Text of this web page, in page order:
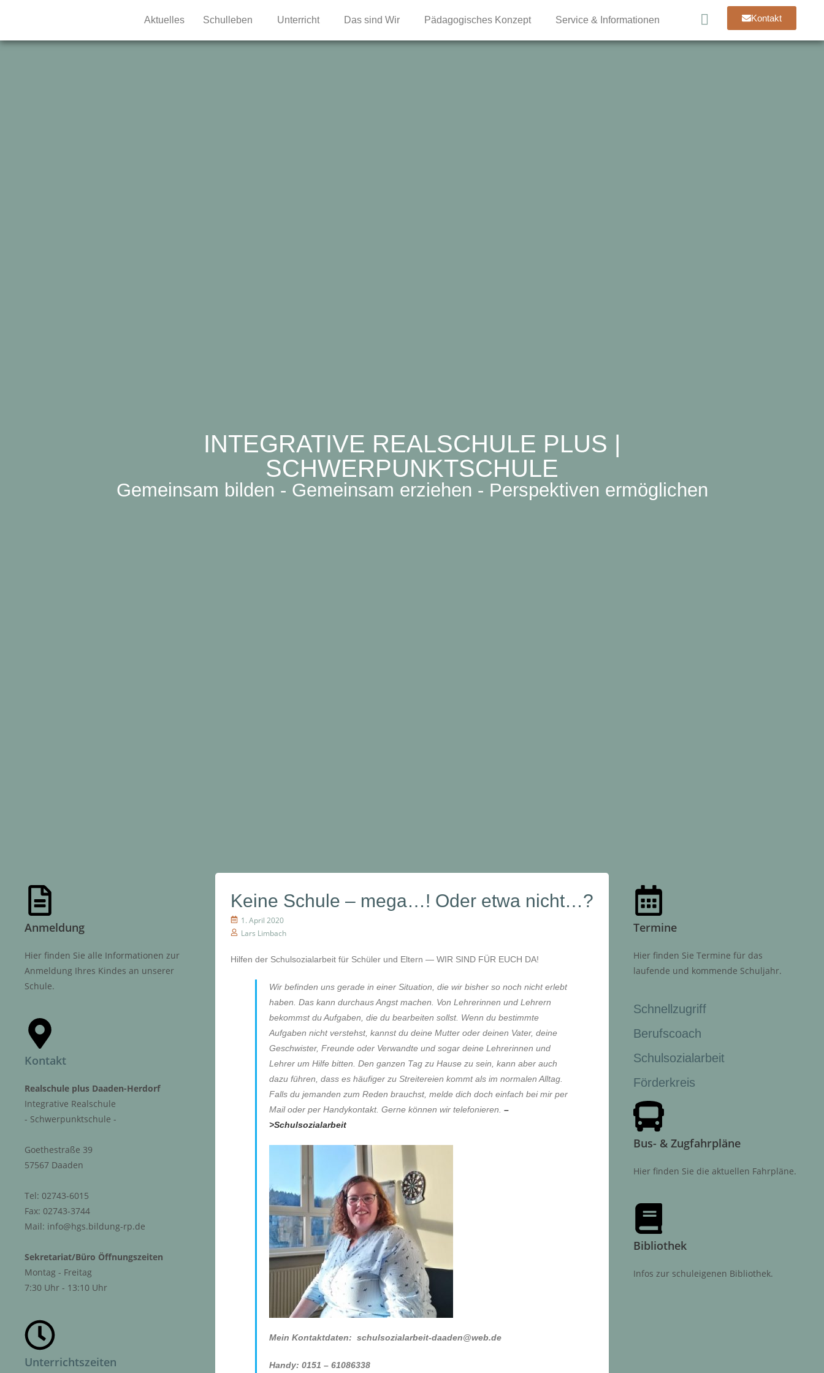
Aktuelles Schulleben Unterricht Das sind Wir Pädagogisches Konzept Service & Informationen Kontakt
INTEGRATIVE REALSCHULE PLUS |
SCHWERPUNKTSCHULE
Gemeinsam bilden - Gemeinsam erziehen - Perspektiven ermöglichen
Anmeldung
Hier finden Sie alle Informationen zur
Anmeldung Ihres Kindes an unserer
Schule.
Kontakt
Realschule plus Daaden-Herdorf
Integrative Realschule
- Schwerpunktschule -
Goethestraße 39
57567 Daaden
Tel: 02743-6015
Fax: 02743-3744
Mail: info@hgs.bildung-rp.de
Sekretariat/Büro Öffnungszeiten
Montag - Freitag
7:30 Uhr - 13:10 Uhr
Unterrichtszeiten
Keine Schule – mega…! Oder etwa nicht…?
1. April 2020
Lars Limbach
Hilfen der Schulsozialarbeit für Schüler und Eltern — WIR SIND FÜR EUCH DA!
Wir befinden uns gerade in einer Situation, die wir bisher so noch nicht erlebt
haben. Das kann durchaus Angst machen. Von Lehrerinnen und Lehrern
bekommst du Aufgaben, die du bearbeiten sollst. Wenn du bestimmte
Aufgaben nicht verstehst, kannst du deine Mutter oder deinen Vater, deine
Geschwister, Freunde oder Verwandte und sogar deine Lehrerinnen und
Lehrer um Hilfe bitten. Den ganzen Tag zu Hause zu sein, kann aber auch
dazu führen, dass es häufiger zu Streitereien kommt als im normalen Alltag.
Falls du jemanden zum Reden brauchst, melde dich doch einfach bei mir per
Mail oder per Handykontakt. Gerne können wir telefonieren. –
>Schulsozialarbeit
Mein Kontaktdaten: schulsozialarbeit-daaden@web.de
Handy: 0151 – 61086338
Termine
Hier finden Sie Termine für das
laufende und kommende Schuljahr.
Schnellzugriff
Berufscoach
Schulsozialarbeit
Förderkreis
Bus- & Zugfahrpläne
Hier finden Sie die aktuellen Fahrpläne.
Bibliothek
Infos zur schuleigenen Bibliothek.